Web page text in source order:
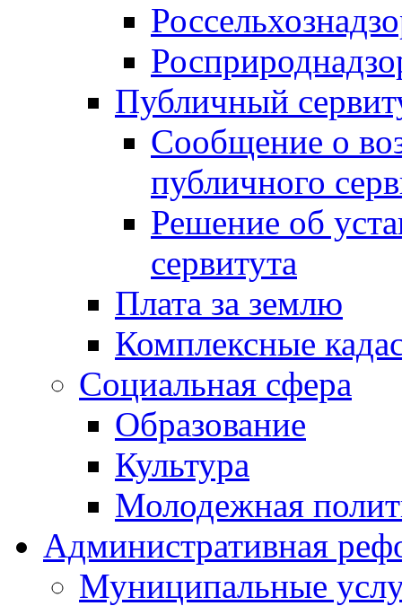
Публичный
Сообщение о
публичного
Решение об
сервитута
Плата за землю
Комплексные
Социальная сфера
Образование
Культура
Молодежная
Административная
Муниципальные